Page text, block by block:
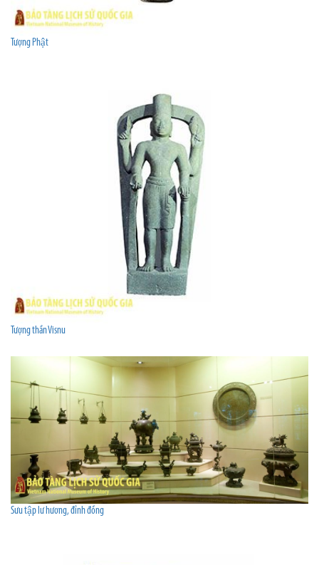
Tượng Phật
Tượng thần Visnu
Sưu tập lư hương, đỉnh đồng